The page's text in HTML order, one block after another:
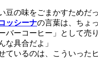
豆の味をごまかすためだっ
ッシーナの言葉は、ちょ
ーコーヒー」として
な具合だよ」
いるのは、こういった